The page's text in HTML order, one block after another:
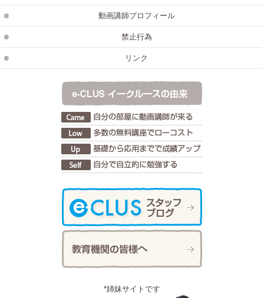
動画講師プロフィール
禁止行為
リンク
*姉妹サイトです